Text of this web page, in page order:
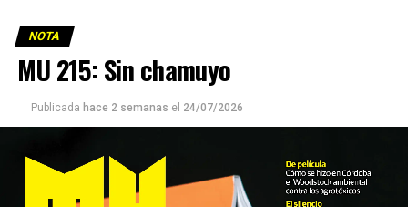
NOTA
MU 215: Sin chamuyo
Publicada hace 2 semanas el 24/07/2026